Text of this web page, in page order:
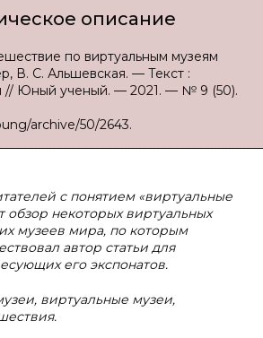
описание
по виртуальным музеям
В. С. Альшевская. — Текст :
// Юный ученый. — 2021. — № 9 (50).
archive/50/2643.
с понятием «виртуальные
обзор некоторых виртуальных
музеев мира, по которым
автор статьи для
его экспонатов.
виртуальные музеи,